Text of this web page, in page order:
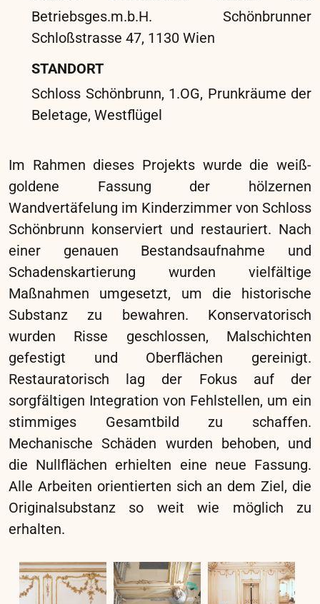
Im März und April 2024 wurde das
Rundgemälde „Andreas Hofer“ samt
Schloss Stainz ausgestellt ist, konserviert und
restauriert. Nach einer detaillierten
wurden vielfältige Maßnahmen zur Erhaltung
der historischen Substanz durchgeführt. Zu den
konservatorischen Arbeiten zählten die
Abnahme des Gemäldes vom Spannrahmen,
das Niederlegen der Kanten mit reduzierter
Feuchtigkeit und die Oberflächenreinigung. Der
Bildträger wurde durch Feuchtbehandlung mit
Goretex-Vlies geglättet, und Risse wurden mit
imprägnierten Leinwandfäden gesichert.
Schäden am Zierrahmen wurden behoben und
fehlende Teile ergänzt. Zur weiteren
Behandlung gehörten die Reinigung der
Oberflächen, das behutsame Nacharbeiten mit
Gouache- und Aquarellfarben sowie die
Montage des Gemäldes im Rahmen.